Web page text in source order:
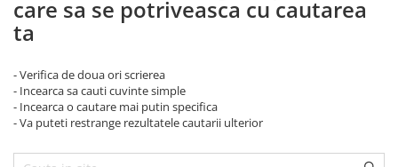
care sa se potriveasca cu cautarea
ta
- Verifica de doua ori scrierea
- Incearca sa cauti cuvinte simple
- Incearca o cautare mai putin specifica
- Va puteti restrange rezultatele cautarii ulterior